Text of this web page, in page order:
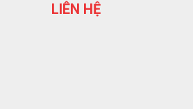
LIÊN HỆ